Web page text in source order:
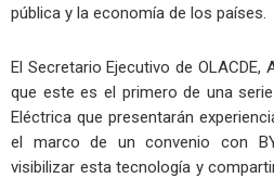
pública y la economía de los países.
El Secretario Ejecutivo de OLACDE,
que este es el primero de una
Eléctrica que presentarán
el marco de un convenio con
visibilizar esta tecnología y